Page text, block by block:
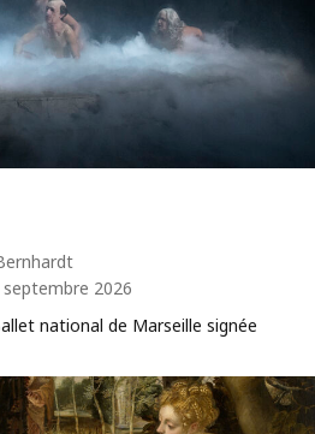
2026
national de Marseille signée